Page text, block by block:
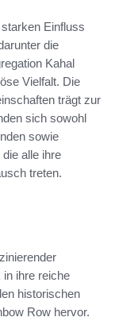
Einfluss
die
Kahal
Vielfalt. Die
trägt zur
sich sowohl
sowie
alle ihre
treten.
in ihre reiche
historischen
Row hervor.